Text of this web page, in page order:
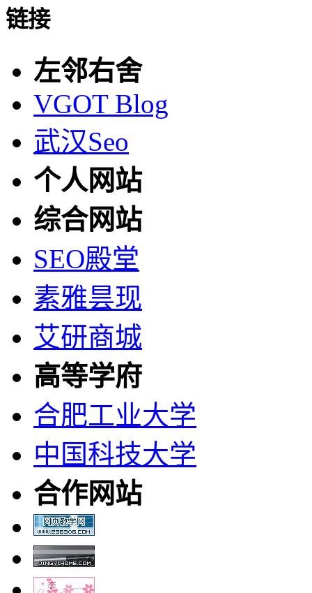
链接
左邻右舍
VGOT Blog
武汉Seo
个人网站
综合网站
SEO殿堂
素雅昙现
艾研商城
高等学府
合肥工业大学
中国科技大学
合作网站